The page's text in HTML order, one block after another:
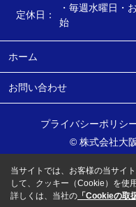
定休日：
・毎週水曜日・
始
ホーム
お問い合わせ
プライバシーポリシ
© 株式会社大
当サイトでは、お客様の当サイ
して、クッキー（Cookie）を使
詳しくは、当社の 「Cookieの取